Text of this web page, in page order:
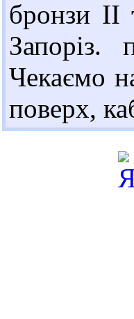
бронзи
Чекаємо
поверх,